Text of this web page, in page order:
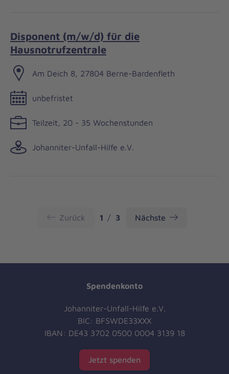
Disponent (m/w/d) für die
Hausnotrufzentrale
Am Deich 8, 27804 Berne-Bardenfleth
unbefristet
Teilzeit, 20 - 35 Wochenstunden
Johanniter-Unfall-Hilfe e.V.
Zurück Seite
1 Seite
3 Nächste
Spendenkonto
Johanniter-Unfall-Hilfe e.V.
BIC: BFSWDE33XXX
IBAN: DE43 3702 0500 0004 3139 18
Jetzt spenden